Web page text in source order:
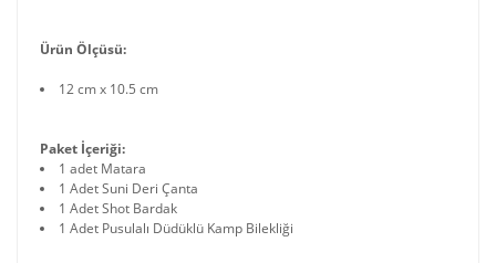
Ürün Ölçüsü:
12 cm x 10.5 cm
Paket İçeriği:
1 adet Matara
1 Adet Suni Deri Çanta
1 Adet Shot Bardak
1 Adet Pusulalı Düdüklü Kamp Bilekliği